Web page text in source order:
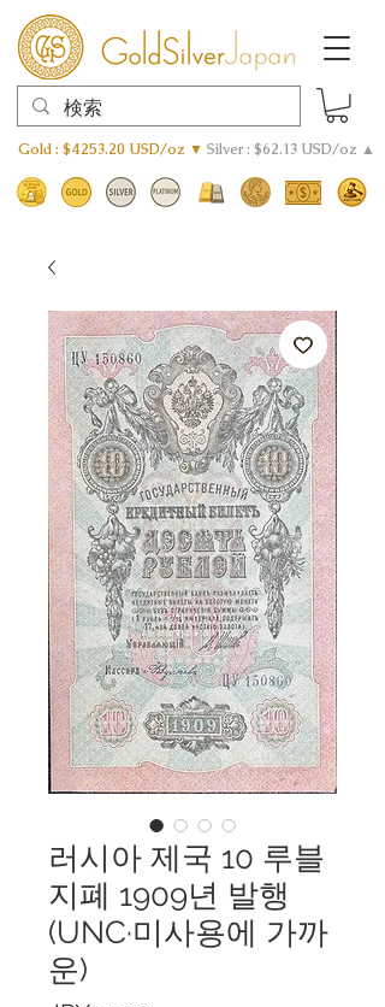
Gold : $4253.20 USD/oz ▼ Silver : $62.13 USD/oz ▲
러시아 제국 10 루블
지폐 1909년 발행
(UNC·미사용에 가까
운)